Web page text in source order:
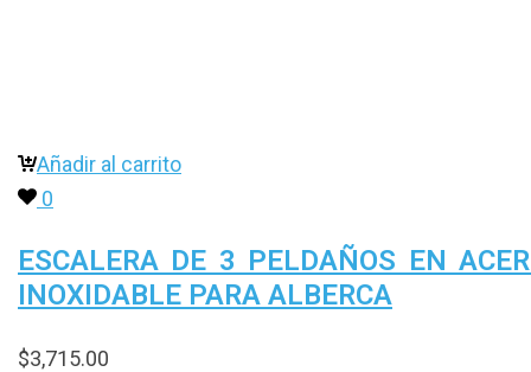
Añadir al carrito
0
ESCALERA DE 3 PELDAÑOS EN
INOXIDABLE PARA ALBERCA
$3,715.00